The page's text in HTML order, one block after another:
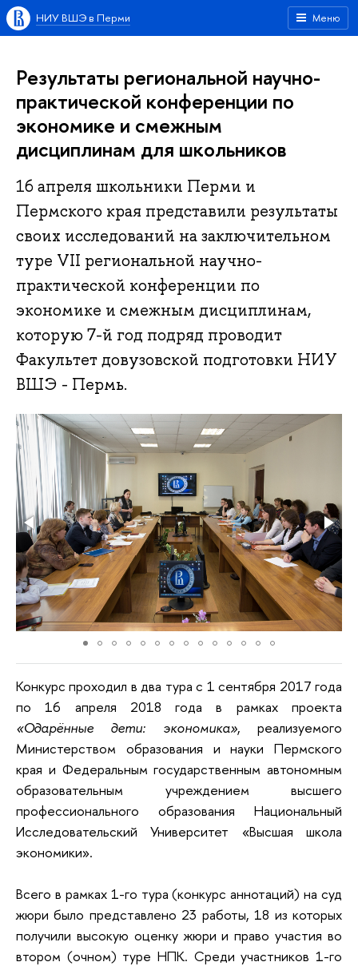
Меню
НИУ ВШЭ в Перми
Результаты региональной научно-
практической конференции по
экономике и смежным
дисциплинам для школьников
16 апреля школьники Перми и
Пермского края представили результаты
своих исследований на заключительном
туре VII региональной научно-
практической конференции по
экономике и смежным дисциплинам,
которую 7-й год подряд проводит
Факультет довузовской подготовки НИУ
ВШЭ - Пермь.
Конкурс проходил в два тура с 1 сентября 2017 года
по 16 апреля 2018 года в рамках проекта
«Одарённые дети: экономика», реализуемого
Министерством образования и науки Пермского
края и Федеральным государственным автономным
образовательным учреждением высшего
профессионального образования Национальный
Исследовательский Университет «Высшая школа
экономики».
Всего в рамках 1-го тура (конкурс аннотаций) на суд
жюри было представлено 23 работы, 18 из которых
получили высокую оценку жюри и право участия во
втором (очном) туре НПК. Среди участников 1-го